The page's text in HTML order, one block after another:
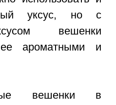
уксус, но с
вешенки
ароматными и